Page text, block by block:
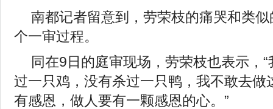
南都记者留意到，劳荣枝的痛哭和类
个一审过程。
同在9日的庭审现场，劳荣枝也表示，
过一只鸡，没有杀过一只鸭，我不敢去做
有感恩，做人要有一颗感恩的心。”